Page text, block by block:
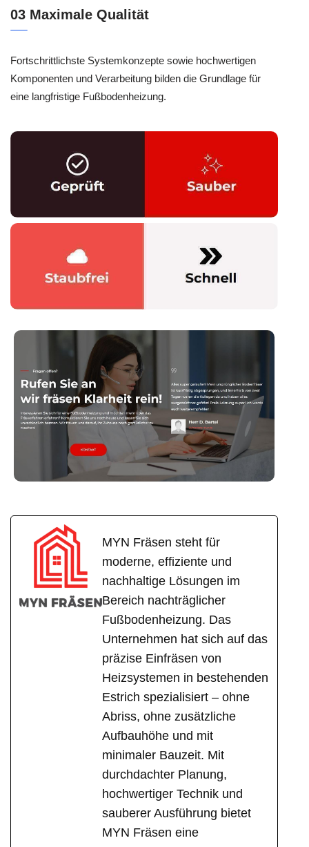
03 Maximale Qualität
Fortschrittlichste Systemkonzepte sowie hochwertigen
Komponenten und Verarbeitung bilden die Grundlage für
eine langfristige Fußbodenheizung.
MYN Fräsen steht für
moderne, effiziente und
nachhaltige Lösungen im
Bereich nachträglicher
Fußbodenheizung. Das
Unternehmen hat sich auf das
präzise Einfräsen von
Heizsystemen in bestehenden
Estrich spezialisiert – ohne
Abriss, ohne zusätzliche
Aufbauhöhe und mit
minimaler Bauzeit. Mit
durchdachter Planung,
hochwertiger Technik und
sauberer Ausführung bietet
MYN Fräsen eine